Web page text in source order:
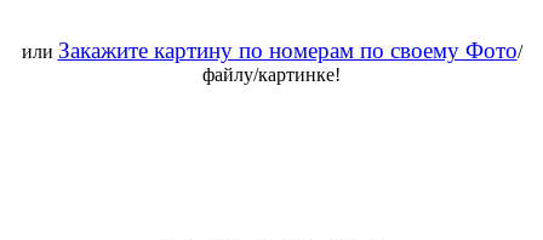
или Закажите картину по номерам по своему Фото/
файлу/картинке!